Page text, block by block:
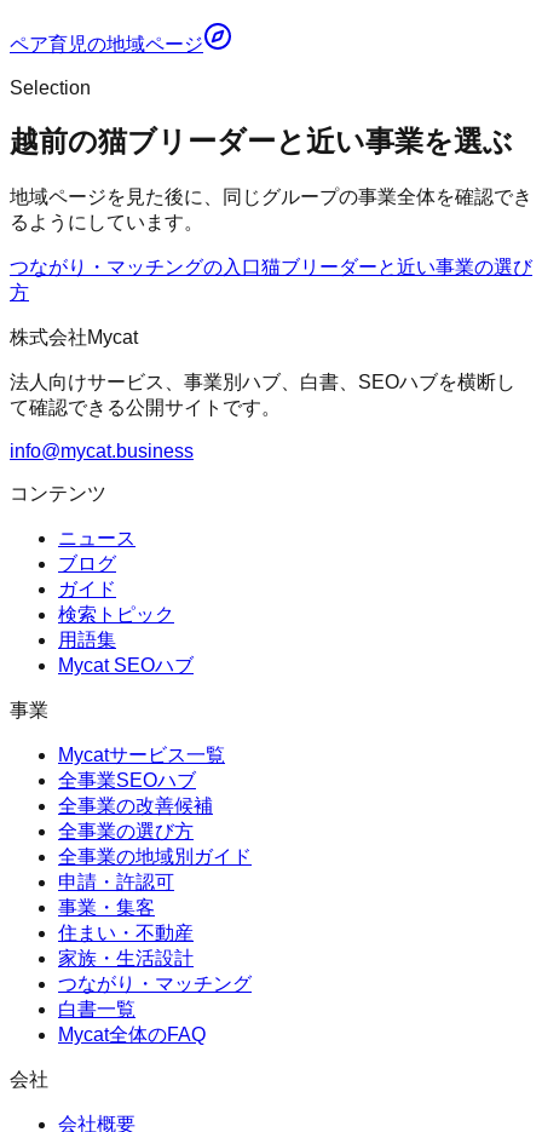
ペア育児の地域ページ
Selection
越前の猫ブリーダーと近い事業を選ぶ
地域ページを見た後に、同じグループの事業全体を確認でき
るようにしています。
つながり・マッチングの入口猫ブリーダーと近い事業の選び
方
株式会社Mycat
法人向けサービス、事業別ハブ、白書、SEOハブを横断し
て確認できる公開サイトです。
info@mycat.business
コンテンツ
ニュース
ブログ
ガイド
検索トピック
用語集
Mycat SEOハブ
事業
Mycatサービス一覧
全事業SEOハブ
全事業の改善候補
全事業の選び方
全事業の地域別ガイド
申請・許認可
事業・集客
住まい・不動産
家族・生活設計
つながり・マッチング
白書一覧
Mycat全体のFAQ
会社
会社概要